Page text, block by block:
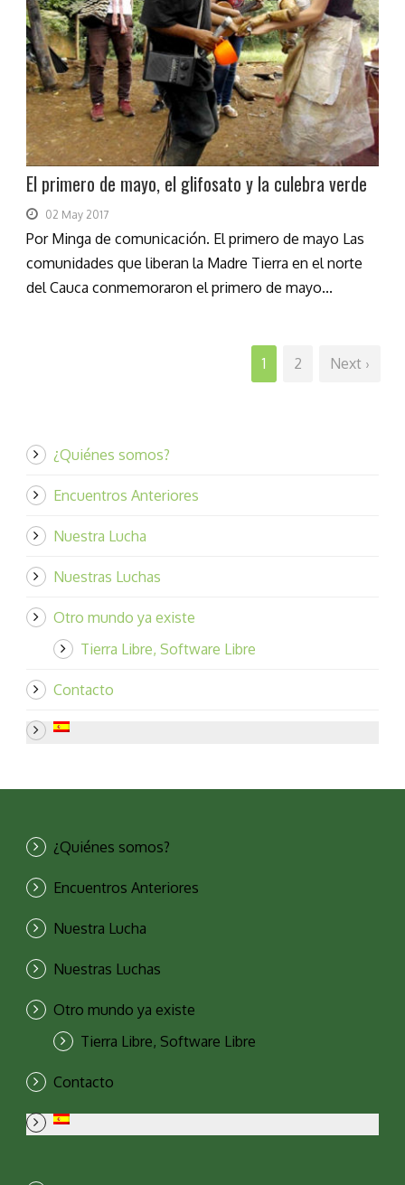
El primero de mayo, el glifosato y la culebra verde
02 May 2017
Por Minga de comunicación. El primero de mayo Las
comunidades que liberan la Madre Tierra en el norte
del Cauca conmemoraron el primero de mayo...
1 2 Next ›
¿Quiénes somos?
Encuentros Anteriores
Nuestra Lucha
Nuestras Luchas
Otro mundo ya existe
Tierra Libre, Software Libre
Contacto
¿Quiénes somos?
Encuentros Anteriores
Nuestra Lucha
Nuestras Luchas
Otro mundo ya existe
Tierra Libre, Software Libre
Contacto